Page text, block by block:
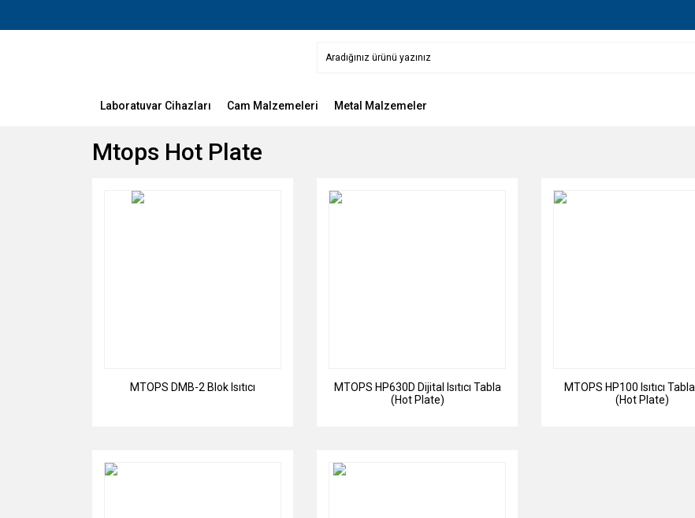
Laboratuvar Cihazları Cam Malzemeleri Metal Malzemeler
Mtops Hot Plate
MTOPS DMB-2 Blok Isıtıcı
MTOPS HP630D Dijital Isıtıcı Tabla
(Hot Plate)
MTOPS HP100 Isıtıcı
(Hot Plate)